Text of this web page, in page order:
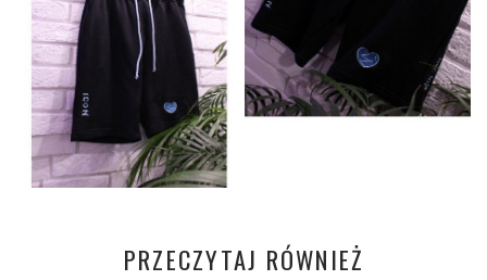
PRZECZYTAJ RÓWNIEŻ